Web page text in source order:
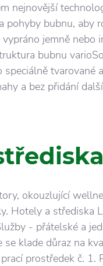
nejnovější
pohyby bubnu, aby
jemně nebo
bubnu
tvarované
a bez přidání
okouzlující
Hotely a střediska
- přátelské a
se klade důraz na
prostředek č. 1.